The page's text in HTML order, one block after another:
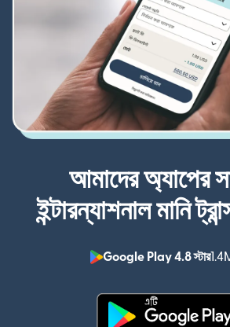
আমাদের অ্যাপের
ইন্টারন্যাশনাল মানি
Google Play 4.8 স্টার